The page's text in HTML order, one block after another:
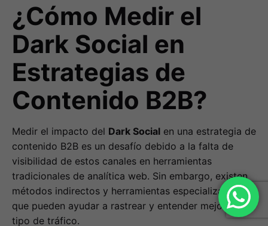
¿Cómo Medir el
Dark Social en
Estrategias de
Contenido B2B?
Medir el impacto del Dark Social en una estrategia de
contenido B2B es un desafío debido a la falta de
visibilidad de estos canales en herramientas
tradicionales de analítica web. Sin embargo, existen
métodos indirectos y herramientas especializadas
que pueden ayudar a rastrear y entender mejor este
tipo de tráfico.